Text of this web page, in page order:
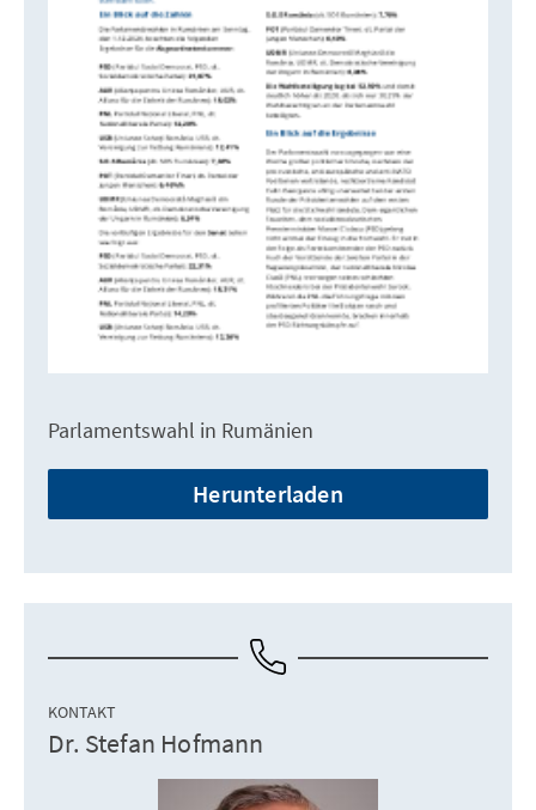
Parlamentswahl in Rumänien
Herunterladen
KONTAKT
Dr. Stefan Hofmann